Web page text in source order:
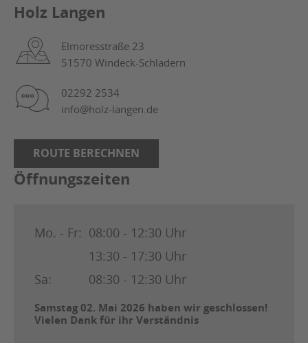
Holz Langen
Elmoresstraße 23
51570 Windeck-Schladern
02292 2534
info@holz-langen.de
ROUTE BERECHNEN
Öffnungszeiten
Mo. - Fr: 08:00 - 12:30 Uhr
13:30 - 17:30 Uhr
Sa:
08:30 - 12:30 Uhr
Samstag 02. Mai 2026 haben wir geschlossen!
Vielen Dank für ihr Verständnis